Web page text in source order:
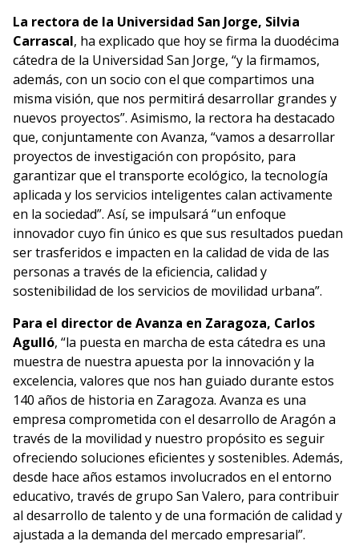
La rectora de la Universidad San Jorge, Silvia
Carrascal, ha explicado que hoy se firma la duodécima
cátedra de la Universidad San Jorge, “y la firmamos,
además, con un socio con el que compartimos una
misma visión, que nos permitirá desarrollar grandes y
nuevos proyectos”. Asimismo, la rectora ha destacado
que, conjuntamente con Avanza, “vamos a desarrollar
proyectos de investigación con propósito, para
garantizar que el transporte ecológico, la tecnología
aplicada y los servicios inteligentes calan activamente
en la sociedad”. Así, se impulsará “un enfoque
innovador cuyo fin único es que sus resultados puedan
ser trasferidos e impacten en la calidad de vida de las
personas a través de la eficiencia, calidad y
sostenibilidad de los servicios de movilidad urbana”.
Para el director de Avanza en Zaragoza, Carlos
Agulló, “la puesta en marcha de esta cátedra es una
muestra de nuestra apuesta por la innovación y la
excelencia, valores que nos han guiado durante estos
140 años de historia en Zaragoza. Avanza es una
empresa comprometida con el desarrollo de Aragón a
través de la movilidad y nuestro propósito es seguir
ofreciendo soluciones eficientes y sostenibles. Además,
desde hace años estamos involucrados en el entorno
educativo, través de grupo San Valero, para contribuir
al desarrollo de talento y de una formación de calidad y
ajustada a la demanda del mercado empresarial”.